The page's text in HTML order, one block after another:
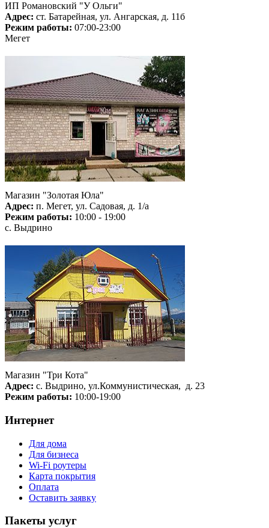
ИП Романовский "У Ольги"
Адрес: ст. Батарейная, ул. Ангарская, д. 11б
Режим работы: 07:00-23:00
Мегет
Магазин "Золотая Юла"
Адрес: п. Мегет, ул. Садовая, д. 1/а
Режим работы: 10:00 - 19:00
с. Выдрино
Магазин "Три Кота"
Адрес: с. Выдрино, ул.Коммунистическая, д. 23
Режим работы: 10:00-19:00
Интернет
Для дома
Для бизнеса
Wi-Fi роутеры
Карта покрытия
Оплата
Оставить заявку
Пакеты услуг